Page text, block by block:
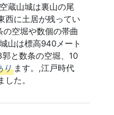
蔵山城は裏山の尾
西に土居が残ってい
空堀や数個の帯曲
山は標高940メート
郭と数条の空堀、10
り ます。,江戸時代
した。